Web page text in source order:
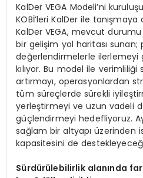
KalDer VEGA Modeli’ni
KOBİ’leri KalDer ile
KalDer VEGA, mevcut
bir gelişim yol haritası sunan;
değerlendirmelerle ilerlemeyi
kılıyor. Bu model ile
artırmayı, operasyonlardan
tüm süreçlerde sürekli
yerleştirmeyi ve uzun vadeli
güçlendirmeyi hedefliyoruz.
sağlam bir altyapı üzerinden
kapasitesini de
Sürdürülebilirlik alanında